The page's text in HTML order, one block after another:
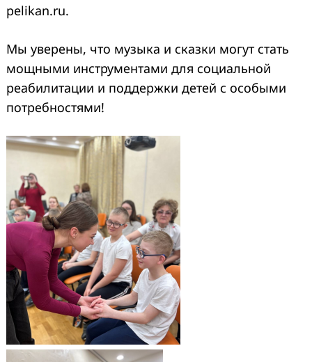
pelikan.ru.
Мы уверены, что музыка и сказки могут стать
мощными инструментами для социальной
реабилитации и поддержки детей с особыми
потребностями!